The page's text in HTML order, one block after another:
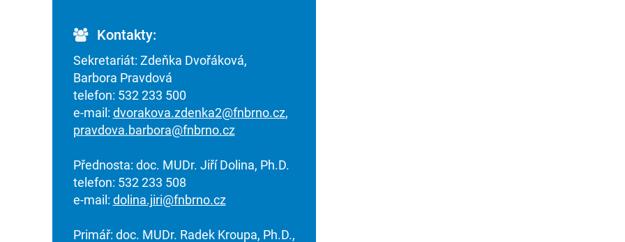
Kontakty:
Sekretariát: Zdeňka Dvořáková,
Barbora Pravdová
telefon: 532 233 500
e-mail: dvorakova.zdenka2@fnbrno.cz,
pravdova.barbora@fnbrno.cz
Přednosta: doc. MUDr. Jiří Dolina, Ph.D.
telefon: 532 233 508
e-mail: dolina.jiri@fnbrno.cz
Primář: doc. MUDr. Radek Kroupa, Ph.D.,